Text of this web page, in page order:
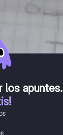
los apuntes.